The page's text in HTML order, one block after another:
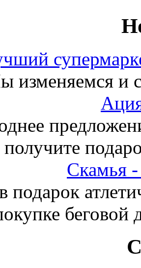
изменяемся и
подарок
беговой